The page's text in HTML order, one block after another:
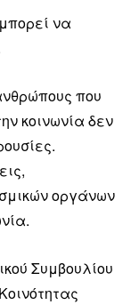
να
που
κοινωνία δεν
οργάνων
Συμβουλίου